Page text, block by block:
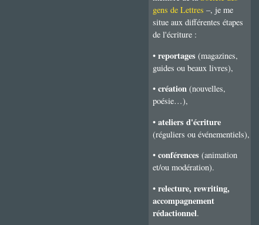
gens de Lettres –, je me
situe aux différentes étapes
de l'écriture :
• reportages (magazines,
guides ou beaux livres),
• création (nouvelles,
poésie…),
• ateliers d'écriture
(réguliers ou événementiels),
• conférences (animation
et/ou modération).
• relecture, rewriting,
accompagnement
rédactionnel.